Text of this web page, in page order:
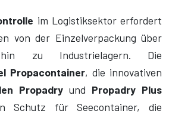
im Logistiksektor erfordert
von der Einzelverpackung über
zu Industrielagern. Die
Propacontainer, die innovativen
Propadry und Propadry Plus
Schutz für Seecontainer, die